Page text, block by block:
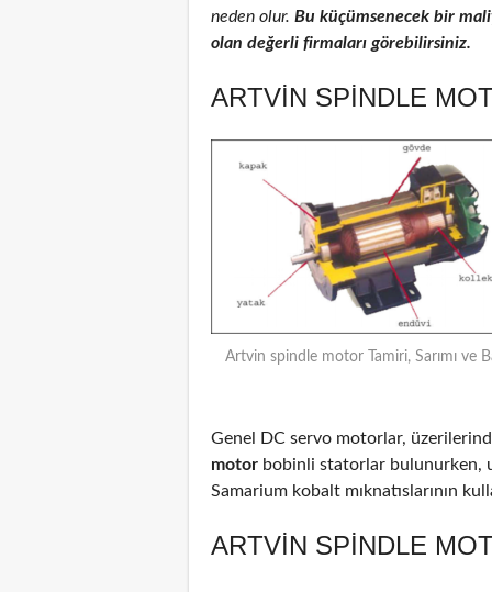
neden olur. Bu küçümsenecek bir
olan değerli firmaları görebilirsiniz.
ARTVIN SPINDLE
Artvin spindle motor Tamiri, Sarımı ve
Genel DC servo motorlar,
motor bobinli statorlar bulunurken,
Samarium kobalt mıknatıslarının
ARTVIN SPINDLE